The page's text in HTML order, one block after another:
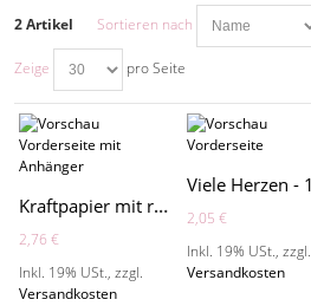
2 Artikel Sortieren nach
Zeige pro Seite
Kraftpapier mit romantischem Spitzenband - 620032
2,76 €
Inkl. 19% USt.,zzgl.
Versandkosten
2,05 €
Inkl. 19% USt., zzgl.
Versandkosten